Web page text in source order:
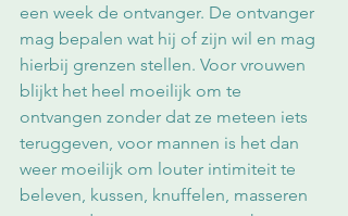
een week de ontvanger. De ontvanger
mag bepalen wat hij of zijn wil en mag
hierbij grenzen stellen. Voor vrouwen
blijkt het heel moeilijk om te
ontvangen zonder dat ze meteen iets
teruggeven, voor mannen is het dan
weer moeilijk om louter intimiteit te
beleven, kussen, knuffelen, masseren